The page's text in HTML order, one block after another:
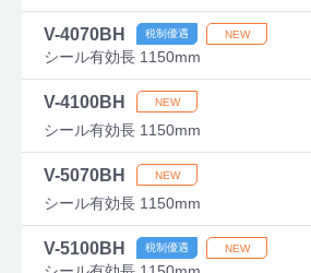
V-4070BH
シール有効長 1150mm
V-4100BH
シール有効長 1150mm
V-5070BH
シール有効長 1150mm
V-5100BH